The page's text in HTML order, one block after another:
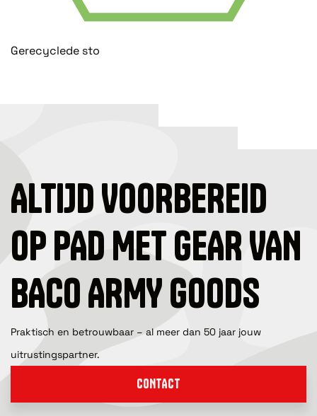
Gerecyclede sto
ALTIJD VOORBEREID
OP PAD MET GEAR VAN
BACO ARMY GOODS
Praktisch en betrouwbaar – al meer dan 50 jaar jouw
uitrustingspartner.
CONTACT